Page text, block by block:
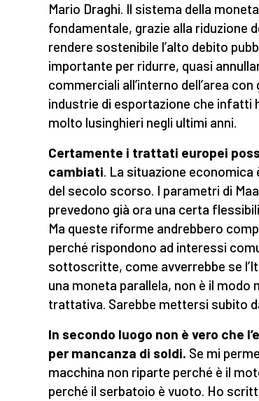
Mario Draghi. Il sistema della
fondamentale, grazie alla riduzione
rendere sostenibile l’alto debito
importante per ridurre, quasi
commerciali all’interno dell’area
industrie di esportazione che infatti
molto lusinghieri negli ultimi anni.
Certamente i trattati europei
cambiati. La situazione economica
del secolo scorso. I parametri di
prevedono già ora una certa
Ma queste riforme andrebbero
perché rispondono ad interessi
sottoscritte, come avverrebbe se
una moneta parallela, non è il modo
trattativa. Sarebbe mettersi subito
In secondo luogo non è vero che
per mancanza di soldi. Se mi
macchina non riparte perché è il
perché il serbatoio è vuoto. Ho